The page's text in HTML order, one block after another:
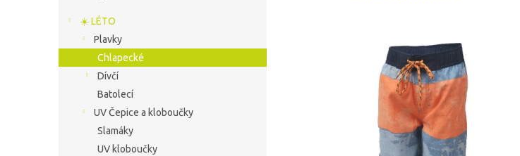
n
☀️ LÉTO
Plavky
Chlapecké
Dívčí
Batolecí
UV Čepice a kloboučky
Slamáky
UV kloboučky